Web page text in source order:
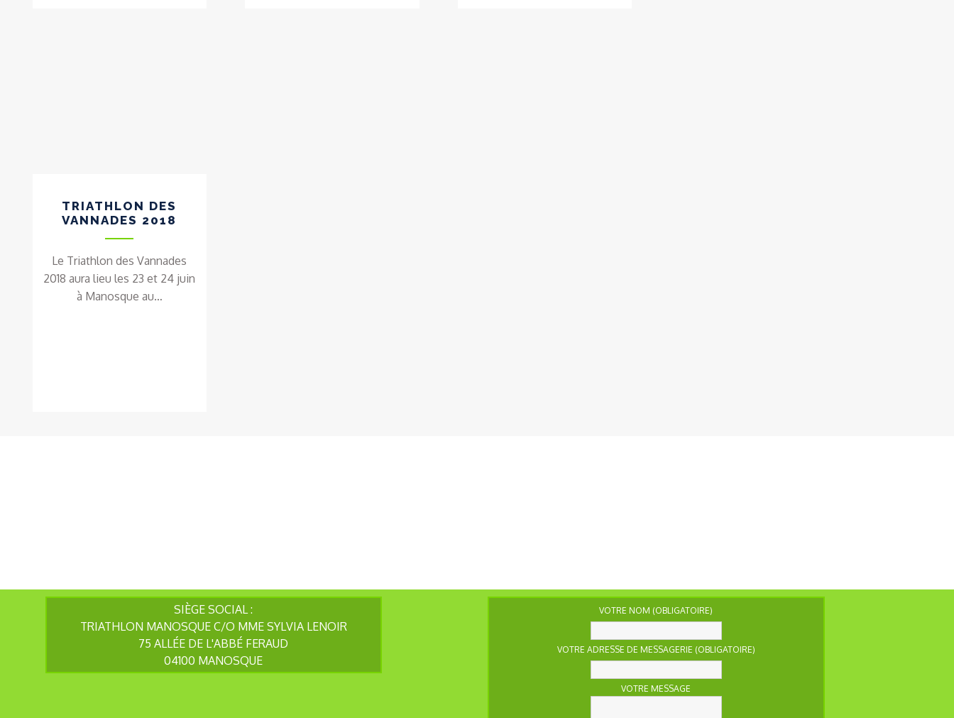
TRIATHLON DES
VANNADES 2018
Le Triathlon des Vannades
2018 aura lieu les 23 et 24 juin
à Manosque au…
SIÈGE SOCIAL :
TRIATHLON MANOSQUE C/O MME SYLVIA LENOIR
75 ALLÉE DE L'ABBÉ FERAUD
04100 MANOSQUE
VOTRE NOM (OBLIGATOIRE)
VOTRE ADRESSE DE MESSAGERIE (OBLIGATOIRE)
VOTRE MESSAGE